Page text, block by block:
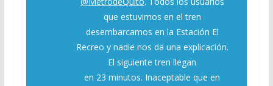
que estuvimos en el tren
desembarcamos en la Estación El
Recreo y nadie nos da una explicación.
El siguiente tren llegan
en 23 minutos. Inaceptable que en